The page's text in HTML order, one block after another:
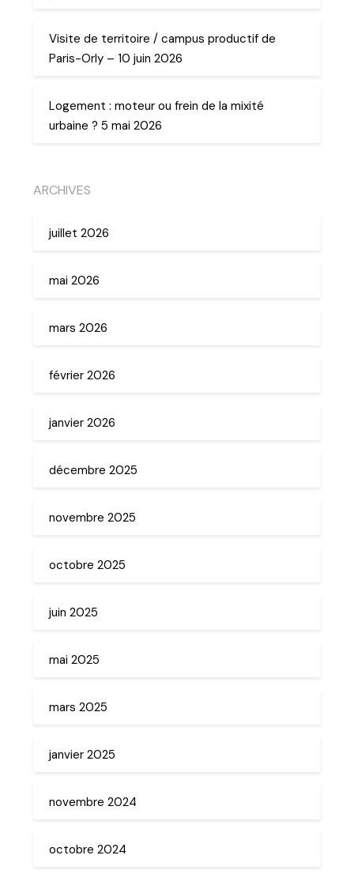
Visite de territoire / campus productif de
Paris-Orly – 10 juin 2026
Logement : moteur ou frein de la mixité
urbaine ? 5 mai 2026
ARCHIVES
juillet 2026
mai 2026
mars 2026
février 2026
janvier 2026
décembre 2025
novembre 2025
octobre 2025
juin 2025
mai 2025
mars 2025
janvier 2025
novembre 2024
octobre 2024